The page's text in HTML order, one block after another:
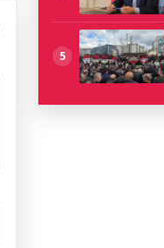
5